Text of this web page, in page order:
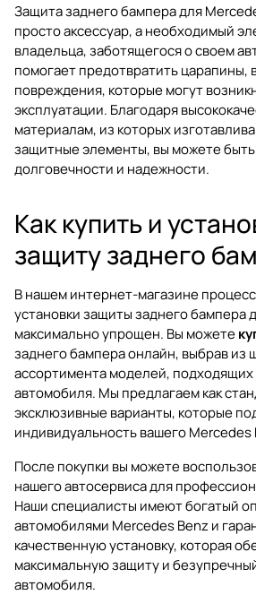
Защита заднего бампера для
просто аксессуар, а необходимый
владельца, заботящегося о своем
помогает предотвратить царапины,
повреждения, которые могут
эксплуатации. Благодаря
материалам, из которых
защитные элементы, вы можете
долговечности и надежности.
Как купить и
защиту заднего
В нашем интернет-магазине
установки защиты заднего бампера
максимально упрощен. Вы можете
заднего бампера онлайн, выбрав из
ассортимента моделей,
автомобиля. Мы предлагаем как
эксклюзивные варианты, которые
индивидуальность вашего Mercedes
После покупки вы можете
нашего автосервиса для
Наши специалисты имеют богатый
автомобилями Mercedes Benz и
качественную установку, которая
максимальную защиту и
автомобиля.